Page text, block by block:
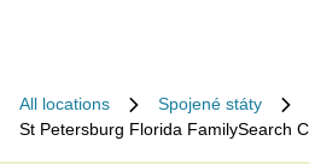
All locations Spojené státy
St Petersburg Florida FamilySearch